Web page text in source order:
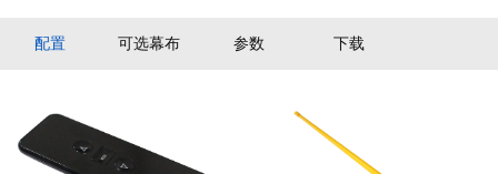
配置 可选幕布 参数 下载